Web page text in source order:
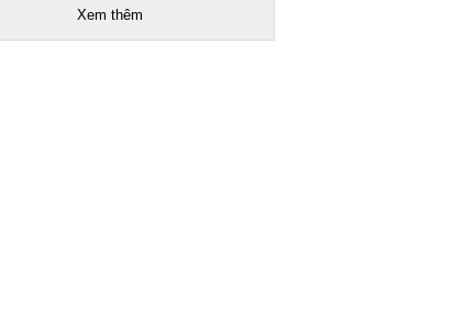
Xem thêm